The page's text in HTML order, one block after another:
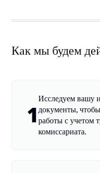
Как мы будем
1
Исследуем вашу
документы,
работы с учетом
комиссариата.